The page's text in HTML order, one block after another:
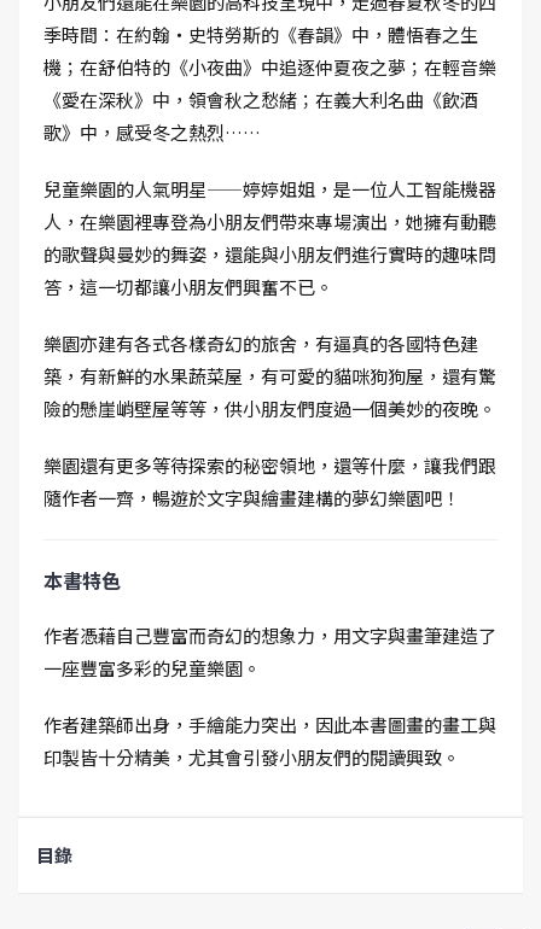
季時間：在約翰‧史特勞斯的《春韻》中，體悟春之生
機；在舒伯特的《小夜曲》中追逐仲夏夜之夢；在輕音樂
《愛在深秋》中，領會秋之愁緒；在義大利名曲《飲酒
歌》中，感受冬之熱烈……
兒童樂園的人氣明星——婷婷姐姐，是一位人工智能機器
人，在樂園裡專登為小朋友們帶來專場演出，她擁有動聽
的歌聲與曼妙的舞姿，還能與小朋友們進行實時的趣味問
答，這一切都讓小朋友們興奮不已。
樂園亦建有各式各樣奇幻的旅舍，有逼真的各國特色建
築，有新鮮的水果蔬菜屋，有可愛的貓咪狗狗屋，還有驚
險的懸崖峭壁屋等等，供小朋友們度過一個美妙的夜晚。
樂園還有更多等待探索的秘密領地，還等什麼，讓我們跟
隨作者一齊，暢遊於文字與繪畫建構的夢幻樂園吧！
本書特色
作者憑藉自己豐富而奇幻的想象力，用文字與畫筆建造了
一座豐富多彩的兒童樂園。
作者建築師出身，手繪能力突出，因此本書圖畫的畫工與
印製皆十分精美，尤其會引發小朋友們的閱讀興致。
目錄